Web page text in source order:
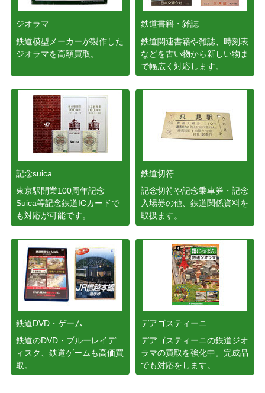
ジオラマ
鉄道模型メーカーが製作した
ジオラマを高額買取。
鉄道書籍・雑誌
鉄道関連書籍や雑誌、時刻表
などを古い物から新しい物ま
で幅広く対応します。
記念suica
東京駅開業100周年記念
Suica等記念鉄道ICカードで
も対応が可能です。
鉄道切符
記念切符や記念乗車券・記念
入場券の他、鉄道関係資料を
取扱ます。
鉄道DVD・ゲーム
鉄道のDVD・ブルーレイデ
ィスク、鉄道ゲームも高価買
取。
デアゴスティーニ
デアゴスティーニの鉄道ジオ
ラマの買取を強化中。完成品
でも対応をします。